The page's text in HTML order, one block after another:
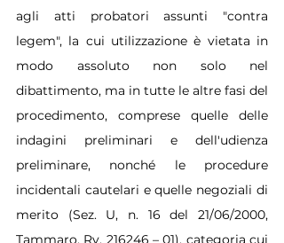
agli atti probatori assunti "contra
legem", la cui utilizzazione è vietata in
modo assoluto non solo nel
dibattimento, ma in tutte le altre fasi del
procedimento, comprese quelle delle
indagini preliminari e dell'udienza
preliminare, nonché le procedure
incidentali cautelari e quelle negoziali di
merito (Sez. U, n. 16 del 21/06/2000,
Tammaro, Rv. 216246 – 01), categoria cui